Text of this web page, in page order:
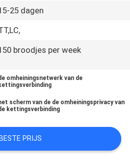
25 dagen
broodjes per week
omheiningsnetwerk van de
scherm van de de omheiningsprivacy van
kettingsverbinding
BESTE PRIJS